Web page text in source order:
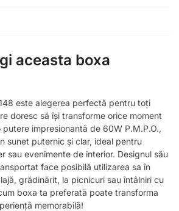
aceasta boxa
este alegerea perfectă pentru toți
doresc să își transforme orice moment
impresionantă de 60W P.M.P.O.,
sunet puternic și clar, ideal pentru
sau evenimente de interior. Designul său
face posibilă utilizarea sa în
grădinărit, la picnicuri sau întâlniri cu
boxa ta preferată poate transforma
memorabilă!